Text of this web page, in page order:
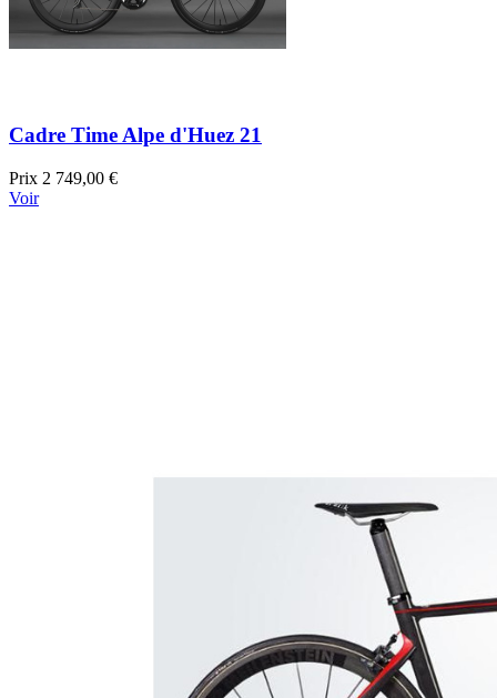
Cadre Time Alpe d'Huez 21
Prix 2 749,00 €
Voir